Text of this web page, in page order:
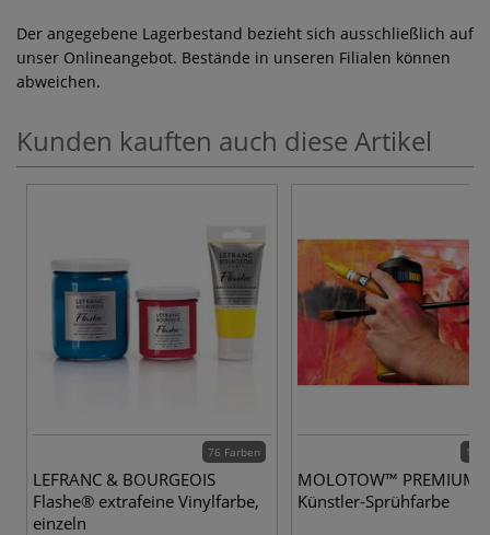
Der angegebene Lagerbestand bezieht sich ausschließlich auf
unser Onlineangebot. Bestände in unseren Filialen können
abweichen.
Kunden kauften auch diese Artikel
76 Farben
LEFRANC & BOURGEOIS
Flashe® extrafeine Vinylfarbe,
einzeln
190
MOLOTOW™ PREMIUM
Künstler-Sprühfarbe